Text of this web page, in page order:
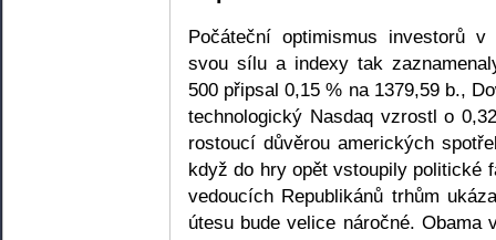
Počáteční optimismus investorů
svou sílu a indexy tak
500 připsal 0,15 % na 1379,59 b.,
technologický Nasdaq vzrostl o
rostoucí důvěrou amerických
když do hry opět vstoupily politické
vedoucích Republikánů trhům
útesu bude velice náročné.